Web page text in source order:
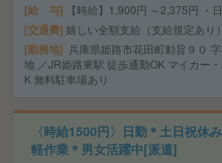
給 与 【時給】1,900円 ～2,375円 ・
交通費 嬉しい全額支給（支給規定あり）
勤務地 兵庫県姫路市花田町勅旨９０
地 ／JR姫路東駅 徒歩通勤OK マイカー
K 無料駐車場あり
〈時給1500円〉日勤＊土日祝休
軽作業＊男女活躍中[派遣]